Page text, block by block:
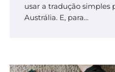
usar a tradução simples
Austrália. E, para…